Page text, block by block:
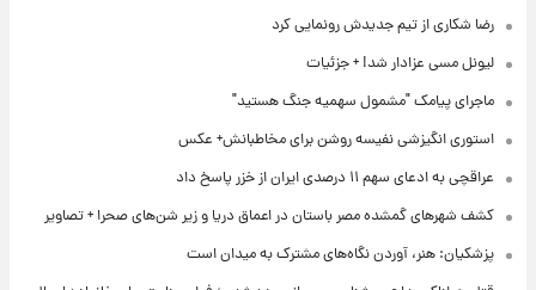
رضا شکاری از تیم جدیدش رونمایی کرد
لیونل مسی عزادار شد! + جزئیات
ماجرای پیامک "مشمول سهمیه جنگ هستید"
استوری انگیزشی نفیسه روشن برای مخاطبانش+ عکس
عراقچی به ادعای سهم ۱۱ درصدی ایران از خزر پاسخ داد
کشف شهرهای گمشده مصر باستان در اعماق دریا و زیر شن‌های صحرا + تصاویر
پزشکیان: هنر، آوردن نگاه‌های مشترک به میدان است